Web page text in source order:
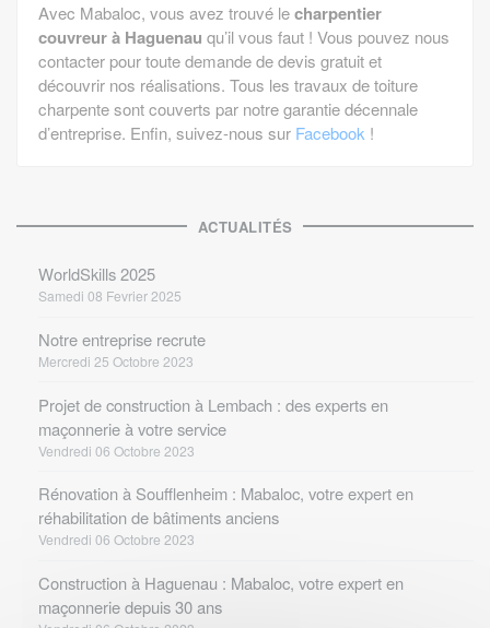
Avec Mabaloc, vous avez trouvé lecharpentier
couvreur à Haguenau qu’il vous faut ! Vous pouvez nous
contacter pour toute demande de devis gratuit et
découvrir nos réalisations. Tous les travaux de toiture
charpente sont couverts par notre garantie décennale
d’entreprise. Enfin, suivez-nous sur Facebook !
ACTUALITÉS
WorldSkills 2025
Samedi 08 Fevrier 2025
Notre entreprise recrute
Mercredi 25 Octobre 2023
Projet de construction à Lembach : des experts en
maçonnerie à votre service
Vendredi 06 Octobre 2023
Rénovation à Soufflenheim : Mabaloc, votre expert en
réhabilitation de bâtiments anciens
Vendredi 06 Octobre 2023
Construction à Haguenau : Mabaloc, votre expert en
maçonnerie depuis 30 ans